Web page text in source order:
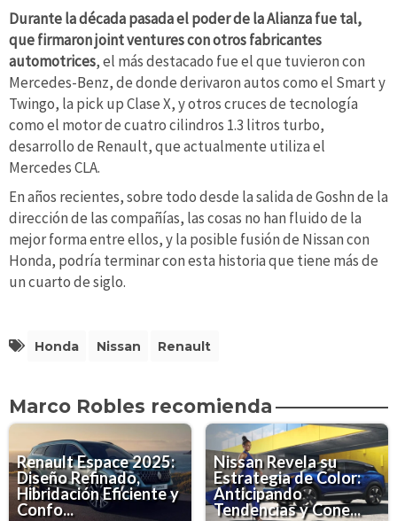
Durante la década pasada el poder de la Alianza fue tal,
que firmaron joint ventures con otros fabricantes
automotrices, el más destacado fue el que tuvieron con
Mercedes-Benz, de donde derivaron autos como el Smart y
Twingo, la pick up Clase X, y otros cruces de tecnología
como el motor de cuatro cilindros 1.3 litros turbo,
desarrollo de Renault, que actualmente utiliza el
Mercedes CLA.
En años recientes, sobre todo desde la salida de Goshn de la
dirección de las compañías, las cosas no han fluido de la
mejor forma entre ellos, y la posible fusión de Nissan con
Honda, podría terminar con esta historia que tiene más de
un cuarto de siglo.
Honda Nissan Renault
Marco Robles recomienda
Renault Espace 2025:
Diseño Refinado,
Hibridación Eficiente y
Confo...
Nissan Revela su
Estrategia de Color:
Anticipando
Tendencias y Cone...